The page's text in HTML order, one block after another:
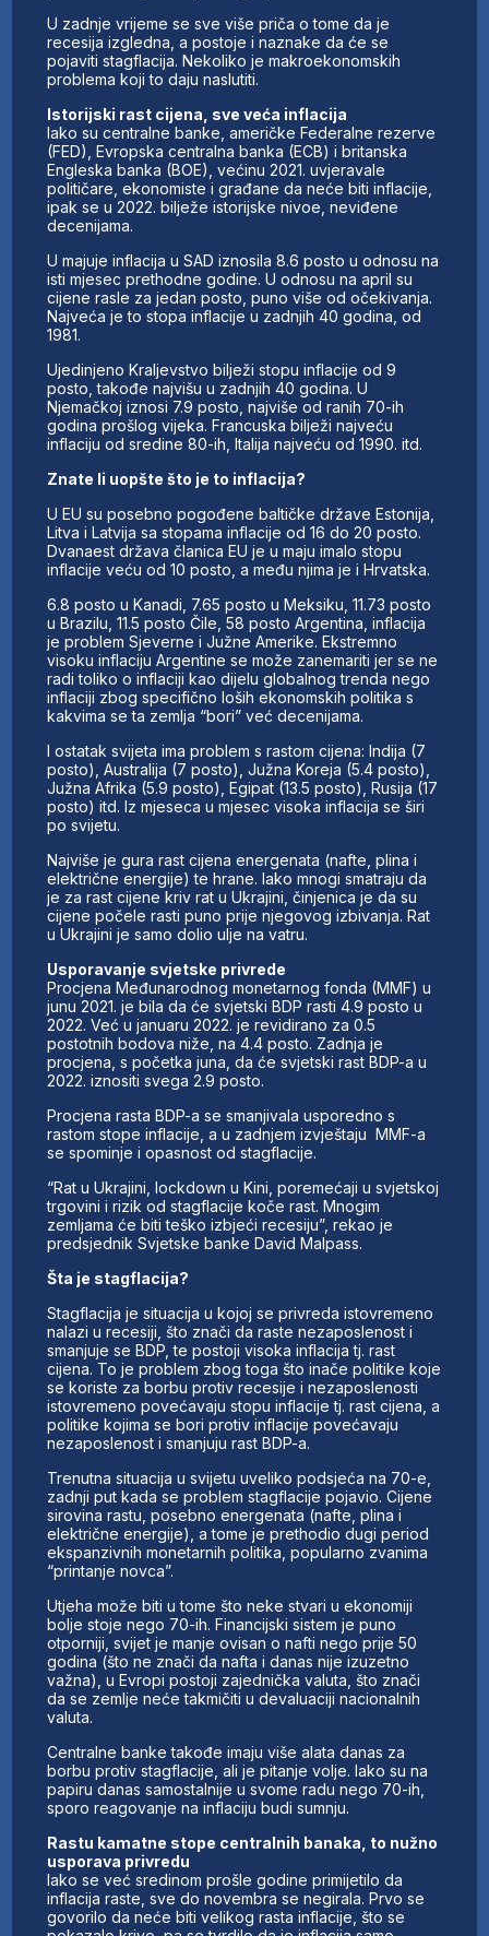
U zadnje vrijeme se sve više priča o tome da je
recesija izgledna, a postoje i naznake da će se
pojaviti stagflacija. Nekoliko je makroekonomskih
problema koji to daju naslutiti.
Istorijski rast cijena, sve veća inflacija
Iako su centralne banke, američke Federalne rezerve
(FED), Evropska centralna banka (ECB) i britanska
Engleska banka (BOE), većinu 2021. uvjeravale
političare, ekonomiste i građane da neće biti inflacije,
ipak se u 2022. bilježe istorijske nivoe, neviđene
decenijama.
U majuje inflacija u SAD iznosila 8.6 posto u odnosu na
isti mjesec prethodne godine. U odnosu na april su
cijene rasle za jedan posto, puno više od očekivanja.
Najveća je to stopa inflacije u zadnjih 40 godina, od
1981.
Ujedinjeno Kraljevstvo bilježi stopu inflacije od 9
posto, takođe najvišu u zadnjih 40 godina. U
Njemačkoj iznosi 7.9 posto, najviše od ranih 70-ih
godina prošlog vijeka. Francuska bilježi najveću
inflaciju od sredine 80-ih, Italija najveću od 1990. itd.
Znate li uopšte što je to inflacija?
U EU su posebno pogođene baltičke države Estonija,
Litva i Latvija sa stopama inflacije od 16 do 20 posto.
Dvanaest država članica EU je u maju imalo stopu
inflacije veću od 10 posto, a među njima je i Hrvatska.
6.8 posto u Kanadi, 7.65 posto u Meksiku, 11.73 posto
u Brazilu, 11.5 posto Čile, 58 posto Argentina, inflacija
je problem Sjeverne i Južne Amerike. Ekstremno
visoku inflaciju Argentine se može zanemariti jer se ne
radi toliko o inflaciji kao dijelu globalnog trenda nego
inflaciji zbog specifično loših ekonomskih politika s
kakvima se ta zemlja “bori” već decenijama.
I ostatak svijeta ima problem s rastom cijena: Indija (7
posto), Australija (7 posto), Južna Koreja (5.4 posto),
Južna Afrika (5.9 posto), Egipat (13.5 posto), Rusija (17
posto) itd. Iz mjeseca u mjesec visoka inflacija se širi
po svijetu.
Najviše je gura rast cijena energenata (nafte, plina i
električne energije) te hrane. Iako mnogi smatraju da
je za rast cijene kriv rat u Ukrajini, činjenica je da su
cijene počele rasti puno prije njegovog izbivanja. Rat
u Ukrajini je samo dolio ulje na vatru.
Usporavanje svjetske privrede
Procjena Međunarodnog monetarnog fonda (MMF) u
junu 2021. je bila da će svjetski BDP rasti 4.9 posto u
2022. Već u januaru 2022. je revidirano za 0.5
postotnih bodova niže, na 4.4 posto. Zadnja je
procjena, s početka juna, da će svjetski rast BDP-a u
2022. iznositi svega 2.9 posto.
Procjena rasta BDP-a se smanjivala usporedno s
rastom stope inflacije, a u zadnjem izvještaju MMF-a
se spominje i opasnost od stagflacije.
“Rat u Ukrajini, lockdown u Kini, poremećaji u svjetskoj
trgovini i rizik od stagflacije koče rast. Mnogim
zemljama će biti teško izbjeći recesiju”, rekao je
predsjednik Svjetske banke David Malpass.
Šta je stagflacija?
Stagflacija je situacija u kojoj se privreda istovremeno
nalazi u recesiji, što znači da raste nezaposlenost i
smanjuje se BDP, te postoji visoka inflacija tj. rast
cijena. To je problem zbog toga što inače politike koje
se koriste za borbu protiv recesije i nezaposlenosti
istovremeno povećavaju stopu inflacije tj. rast cijena, a
politike kojima se bori protiv inflacije povećavaju
nezaposlenost i smanjuju rast BDP-a.
Trenutna situacija u svijetu uveliko podsjeća na 70-e,
zadnji put kada se problem stagflacije pojavio. Cijene
sirovina rastu, posebno energenata (nafte, plina i
električne energije), a tome je prethodio dugi period
ekspanzivnih monetarnih politika, popularno zvanima
“printanje novca”.
Utjeha može biti u tome što neke stvari u ekonomiji
bolje stoje nego 70-ih. Financijski sistem je puno
otporniji, svijet je manje ovisan o nafti nego prije 50
godina (što ne znači da nafta i danas nije izuzetno
važna), u Evropi postoji zajednička valuta, što znači
da se zemlje neće takmičiti u devaluaciji nacionalnih
valuta.
Centralne banke takođe imaju više alata danas za
borbu protiv stagflacije, ali je pitanje volje. Iako su na
papiru danas samostalnije u svome radu nego 70-ih,
sporo reagovanje na inflaciju budi sumnju.
Rastu kamatne stope centralnih banaka, to nužno
usporava privredu
Iako se već sredinom prošle godine primijetilo da
inflacija raste, sve do novembra se negirala. Prvo se
govorilo da neće biti velikog rasta inflacije, što se